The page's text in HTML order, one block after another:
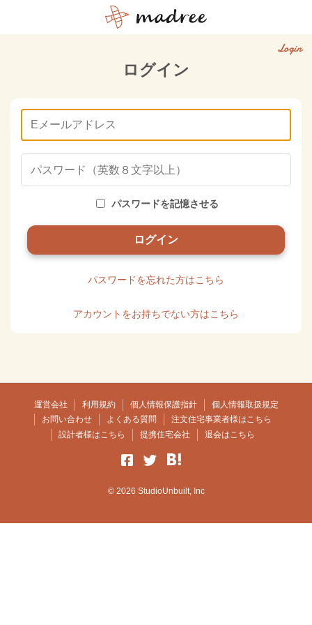
Login
ログイン
パスワードを記憶させる
パスワードを忘れた方はこちら
アカウントをお持ちでない方はこちら
運営会社 利用規約 個人情報保護指針
個人情報取扱規定
お問い合わせ
よくある質問
注文住宅事業者様はこちら
設計者様はこちら
提携住宅会社 退会はこちら
© 2026 StudioUnbuilt, Inc